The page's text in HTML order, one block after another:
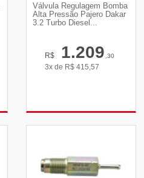
Válvula Regulagem Bomba
Alta Pressão Pajero Dakar
3.2 Turbo Diesel...
R$ 1.209,30
3x de R$ 415,57